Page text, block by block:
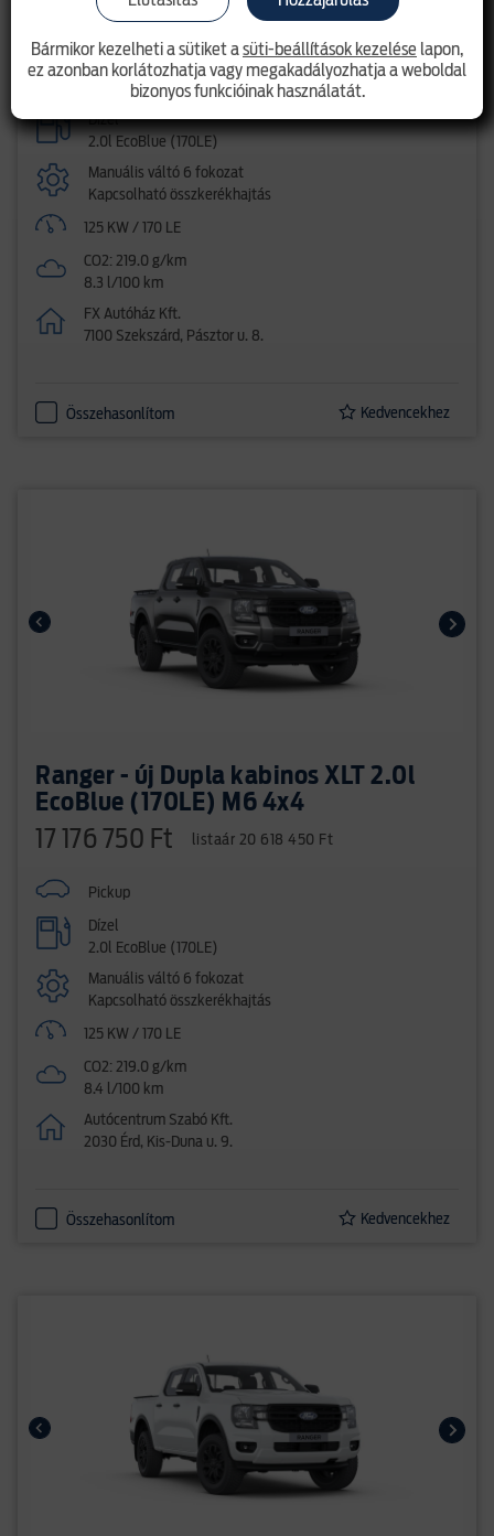
Dízel
2.0l EcoBlue (170LE)
Manuális váltó 6 fokozat
Kapcsolható összkerékhajtás
125 KW / 170 LE
CO2: 219.0 g/km
8.3 l/100 km
FX Autóház Kft.
7100 Szekszárd, Pásztor u. 8.
Összehasonlítom Kedvencekhez
Ranger - új Dupla kabinos XLT 2.0l
EcoBlue (170LE) M6 4x4
17 176 750 Ft listaár 20 618 450 Ft
Pickup
Dízel
2.0l EcoBlue (170LE)
Manuális váltó 6 fokozat
Kapcsolható összkerékhajtás
125 KW / 170 LE
CO2: 219.0 g/km
8.4 l/100 km
Autócentrum Szabó Kft.
2030 Érd, Kis-Duna u. 9.
Összehasonlítom Kedvencekhez
Bármikor kezelheti a sütiket asüti-beállítások kezelése lapon,
ez azonban korlátozhatja vagy megakadályozhatja a weboldal
bizonyos funkcióinak használatát.